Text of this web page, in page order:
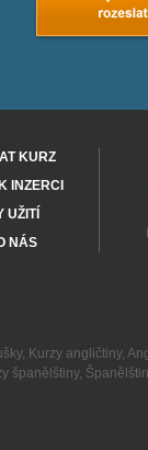
KURZ
INZERCI
UŽITÍ
NÁS
, Kurzy angličtiny,
španělštiny,